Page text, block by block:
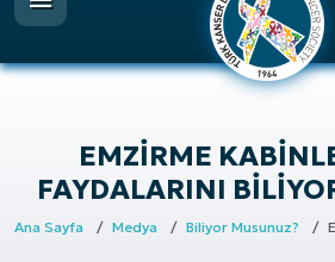
EMZIRME
FAYDALARINI
Ana Sayfa Medya Biliyor Musunuz?